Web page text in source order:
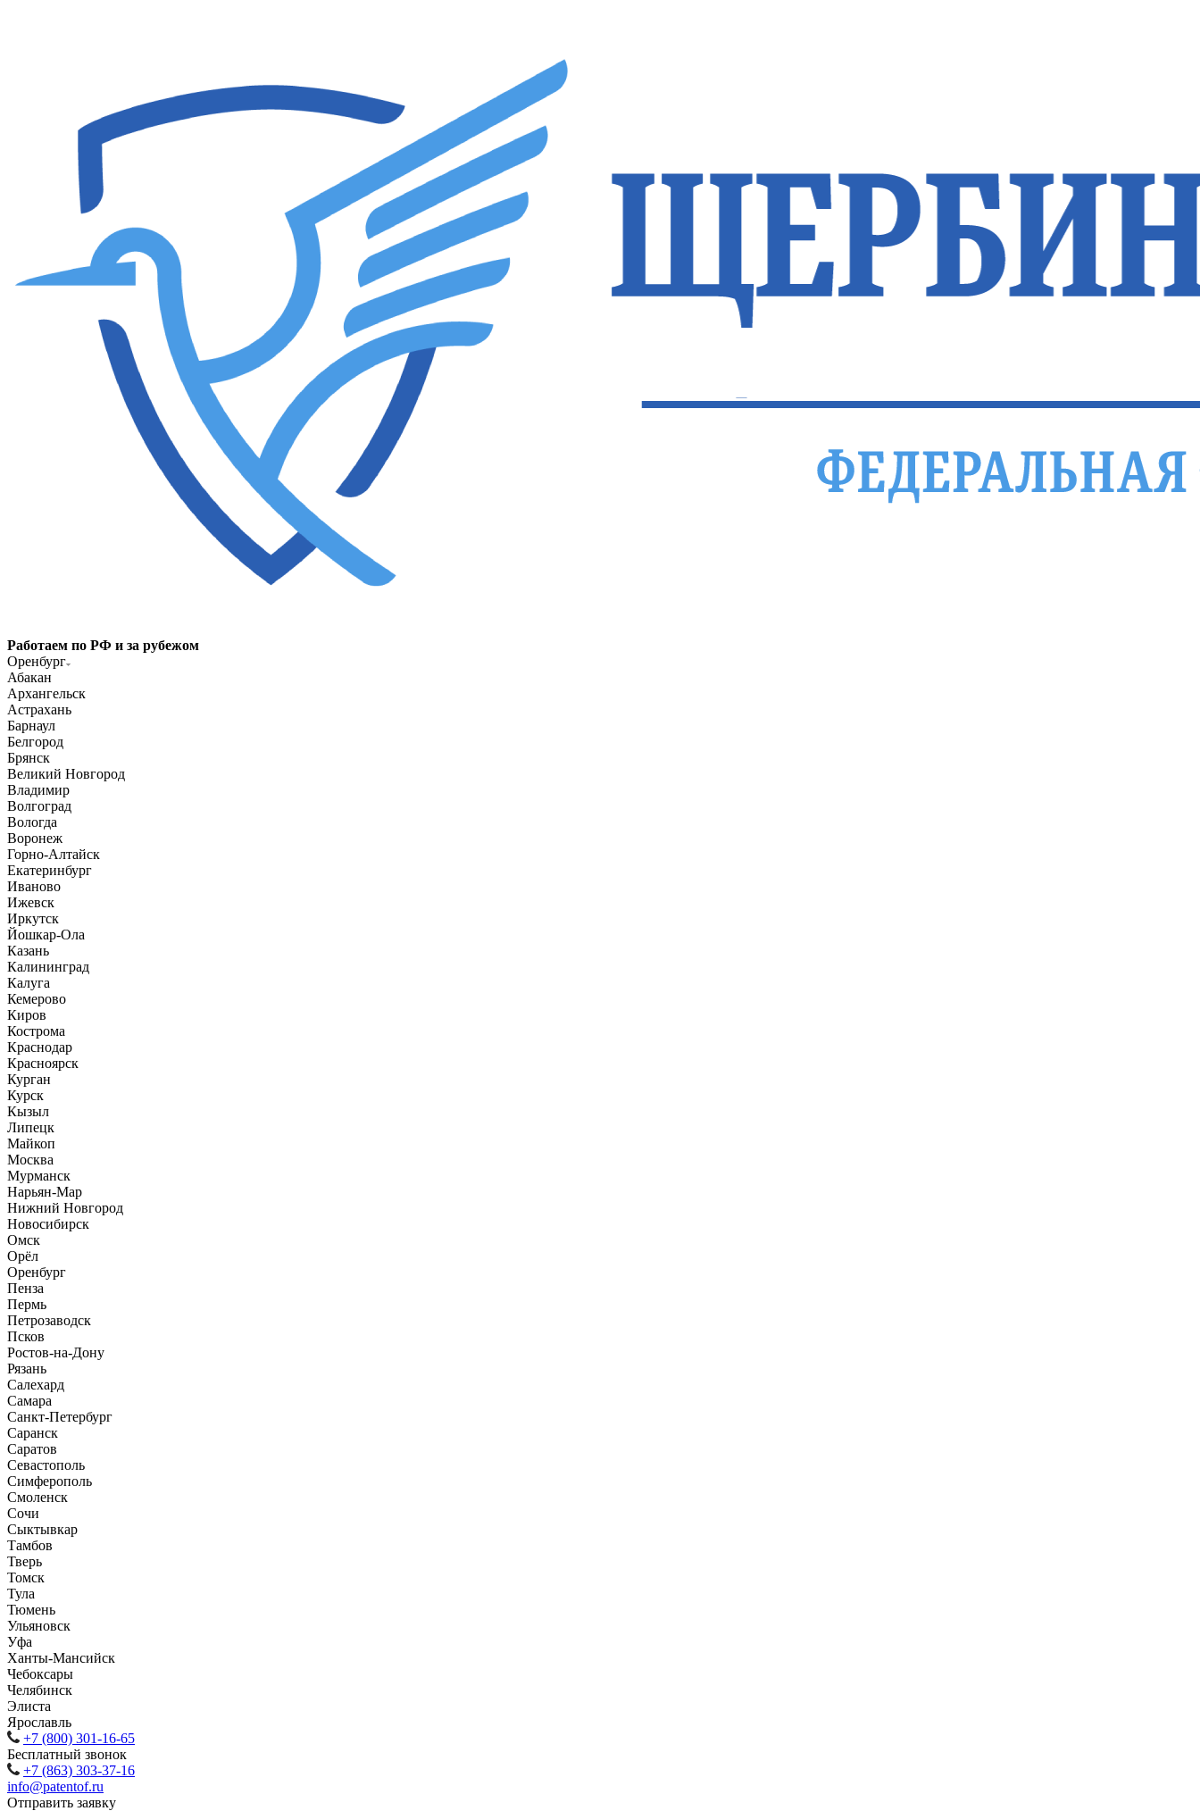
Работаем по РФ и за рубежом
Оренбург
Абакан
Архангельск
Астрахань
Барнаул
Белгород
Брянск
Великий Новгород
Владимир
Волгоград
Вологда
Воронеж
Горно-Алтайск
Екатеринбург
Иваново
Ижевск
Иркутск
Йошкар-Ола
Казань
Калининград
Калуга
Кемерово
Киров
Кострома
Краснодар
Красноярск
Курган
Курск
Кызыл
Липецк
Майкоп
Москва
Мурманск
Нарьян-Мар
Нижний Новгород
Новосибирск
Омск
Орёл
Оренбург
Пенза
Пермь
Петрозаводск
Псков
Ростов-на-Дону
Рязань
Салехард
Самара
Санкт-Петербург
Саранск
Саратов
Севастополь
Симферополь
Смоленск
Сочи
Сыктывкар
Тамбов
Тверь
Томск
Тула
Тюмень
Ульяновск
Уфа
Ханты-Мансийск
Чебоксары
Челябинск
Элиста
Ярославль
+7 (800) 301-16-65
Бесплатный звонок
+7 (863) 303-37-16
info@patentof.ru
Отправить заявку